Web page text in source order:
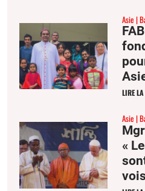
Asie
LIRE
Asie
«